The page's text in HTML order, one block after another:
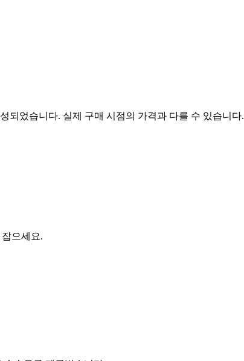
되었습니다. 실제 구매 시점의 가격과 다를 수 있습니다.
으세요.